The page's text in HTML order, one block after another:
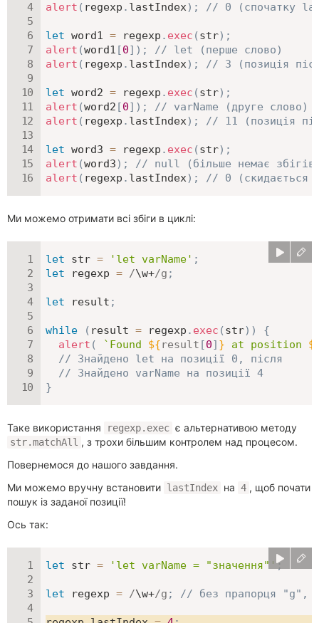
alert ( regexp . lastIndex) ; // 0 (спочатку
let word1 = regexp . exec (str) ;
alert (word1 [0] ) ;
// let (перше слово)
alert ( regexp . lastIndex) ; // 3 (позиція
let word2 = regexp . exec (str) ;
alert (word2 [0] ) ;
// varName (друге слово)
alert ( regexp . lastIndex) ; // 11 (позиція
let word3 = regexp . exec (str) ;
alert (word3) ;
// null (більше немає
alert ( regexp . lastIndex) ; // 0 (скидається
Ми можемо отримати всі збіги в циклі:
let str = 'let varName' ;
let regexp = /\w+/g ;
let result ;
while ( result = regexp . exec (str) )
{
alert ( ` Found ${result [0] } at position
// Знайдено let на позиції 0, після
// Знайдено varName на позиції 4
}
Таке використання regexp.exec є альтернативою методу
str.matchAll , з трохи більшим контролем над процесом.
Повернемося до нашого завдання.
Ми можемо вручну встановити lastIndex на 4 , щоб почати
пошук із заданої позиції!
Ось так:
let str = 'let varName = "значення"' ;
let regexp = /\w+/g ; // без прапорця "g",